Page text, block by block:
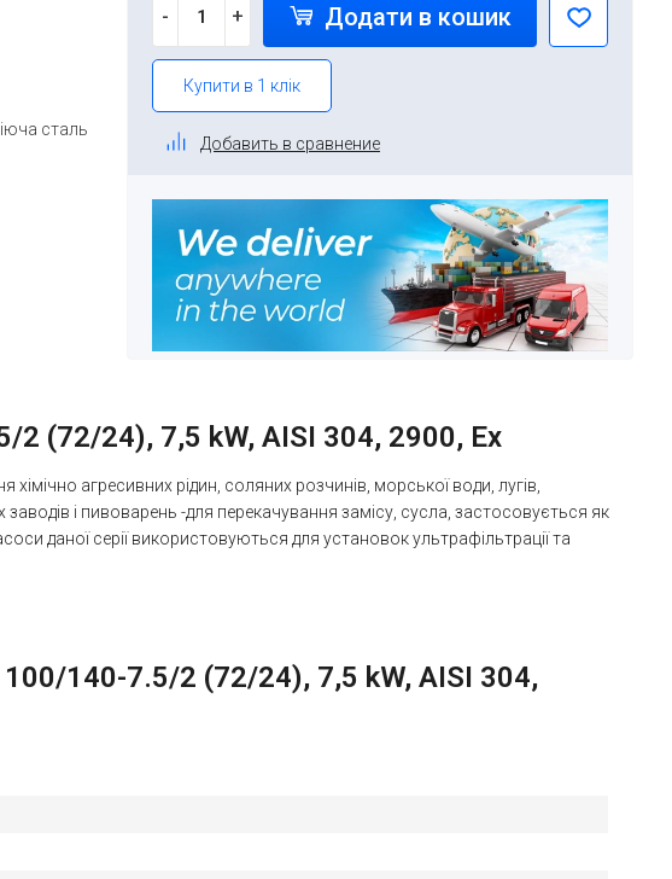
сталь
- + Додати в кошик
Купити в 1 клік
Добавить в сравнение
2 (72/24), 7,5 kW, AISI 304, 2900, Ex
агресивних рідин, соляних розчинів, морської води, лугів,
і пивоварень -для перекачування замісу, сусла, застосовується як
даної серії використовуються для установок ультрафільтрації та
140-7.5/2 (72/24), 7,5 kW, AISI 304,